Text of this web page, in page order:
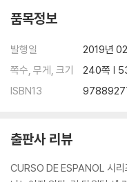
품목정보
발행일
2019년
쪽수, 무게, 크기
240쪽 |
ISBN13
출판사 리뷰
CURSO DE ESPANOL 시